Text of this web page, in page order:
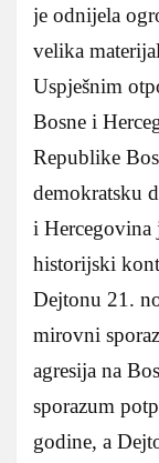
je odnijela
velika
Uspješnim
Bosne i
Republike
demokratsku
i Hercegovina
historijski
Dejtonu 21.
mirovni
agresija na
sporazum
godine, a